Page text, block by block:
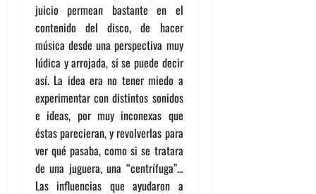
juicio permean bastante en el
contenido del disco, de hacer
música desde una perspectiva muy
lúdica y arrojada, si se puede decir
así. La idea era no tener miedo a
experimentar con distintos sonidos
e ideas, por muy inconexas que
éstas parecieran, y revolverlas para
ver qué pasaba, como si se tratara
de una juguera, una “centrífuga”…
Las influencias que ayudaron a